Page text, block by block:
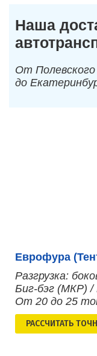
Наша
От Полевского
до
Еврофура
Разгрузка:
Биг-бэг (МКР)
От 20 до 25
РАСCЧИТАТЬ